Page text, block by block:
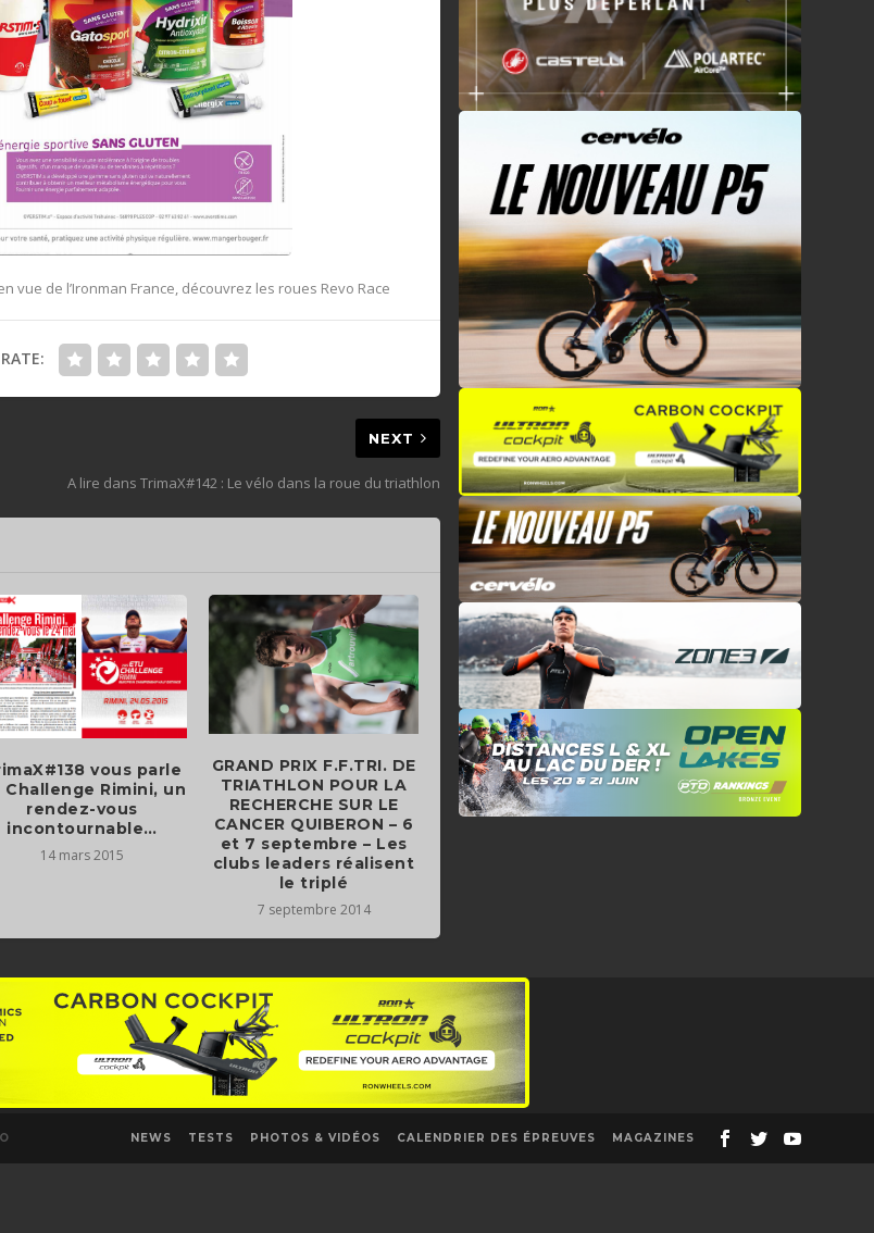
vue de l’Ironman France, découvrez les roues Revo Race
RATE:
NEXT
A lire dans TrimaX#142 : Le vélo dans la roue du triathlon
vous parle
Challenge Rimini, un
rendez-vous
incontournable…
14 mars 2015
GRAND PRIX F.F.TRI. DE
TRIATHLON POUR LA
RECHERCHE SUR LE
CANCER QUIBERON – 6
et 7 septembre – Les
clubs leaders réalisent
le triplé
7 septembre 2014
NEWS TESTS PHOTOS & VIDÉOS CALENDRIER DES ÉPREUVES MAGAZINES